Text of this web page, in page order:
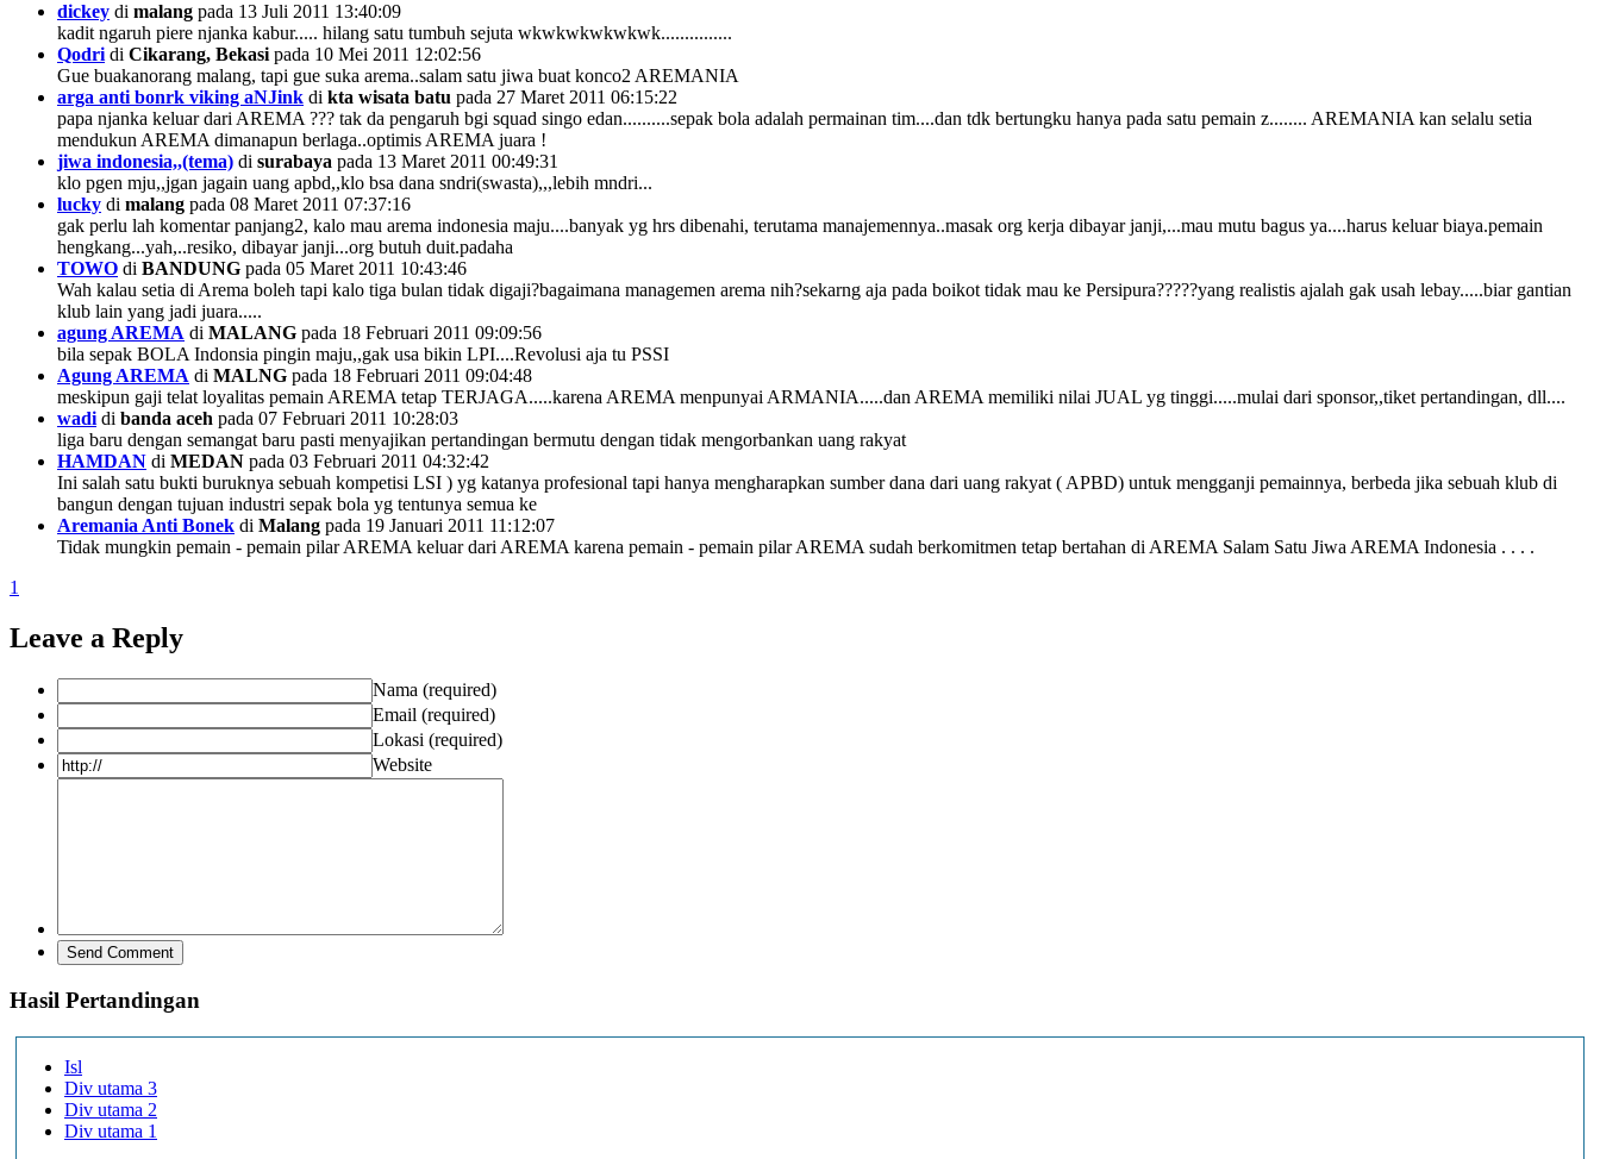
dickey di malang pada 13 Juli 2011 13:40:09
kadit ngaruh piere njanka kabur..... hilang satu tumbuh sejuta wkwkwkwkwkwk...............
Qodri di Cikarang, Bekasi pada 10 Mei 2011 12:02:56
Gue buakanorang malang, tapi gue suka arema..salam satu jiwa buat konco2 AREMANIA
arga anti bonrk viking aNJink di kta wisata batu pada 27 Maret 2011 06:15:22
papa njanka keluar dari AREMA ??? tak da pengaruh bgi squad singo edan..........sepak bola adalah permainan tim....dan tdk bertungku hanya pada satu pemain z........ AREMANIA kan selalu setia
mendukun AREMA dimanapun berlaga..optimis AREMA juara !
jiwa indonesia,,(tema) di surabaya pada 13 Maret 2011 00:49:31
klo pgen mju,,jgan jagain uang apbd,,klo bsa dana sndri(swasta),,,lebih mndri...
lucky di malang pada 08 Maret 2011 07:37:16
gak perlu lah komentar panjang2, kalo mau arema indonesia maju....banyak yg hrs dibenahi, terutama manajemennya..masak org kerja dibayar janji,...mau mutu bagus ya....harus keluar biaya.pemain
hengkang...yah,..resiko, dibayar janji...org butuh duit.padaha
TOWO di BANDUNG pada 05 Maret 2011 10:43:46
Wah kalau setia di Arema boleh tapi kalo tiga bulan tidak digaji?bagaimana managemen arema nih?sekarng aja pada boikot tidak mau ke Persipura?????yang realistis ajalah gak usah lebay.....biar gantian
klub lain yang jadi juara.....
agung AREMA di MALANG pada 18 Februari 2011 09:09:56
bila sepak BOLA Indonsia pingin maju,,gak usa bikin LPI....Revolusi aja tu PSSI
Agung AREMA di MALNG pada 18 Februari 2011 09:04:48
meskipun gaji telat loyalitas pemain AREMA tetap TERJAGA.....karena AREMA menpunyai ARMANIA.....dan AREMA memiliki nilai JUAL yg tinggi.....mulai dari sponsor,,tiket pertandingan, dll....
wadi di banda aceh pada 07 Februari 2011 10:28:03
liga baru dengan semangat baru pasti menyajikan pertandingan bermutu dengan tidak mengorbankan uang rakyat
HAMDAN di MEDAN pada 03 Februari 2011 04:32:42
Ini salah satu bukti buruknya sebuah kompetisi LSI ) yg katanya profesional tapi hanya mengharapkan sumber dana dari uang rakyat ( APBD) untuk mengganji pemainnya, berbeda jika sebuah klub di
bangun dengan tujuan industri sepak bola yg tentunya semua ke
Aremania Anti Bonek di Malang pada 19 Januari 2011 11:12:07
Tidak mungkin pemain - pemain pilar AREMA keluar dari AREMA karena pemain - pemain pilar AREMA sudah berkomitmen tetap bertahan di AREMA Salam Satu Jiwa AREMA Indonesia . . . .
1
Leave a Reply
Nama (required)
Email (required)
Lokasi (required)
Website
Hasil Pertandingan
Isl
Div utama 3
Div utama 2
Div utama 1